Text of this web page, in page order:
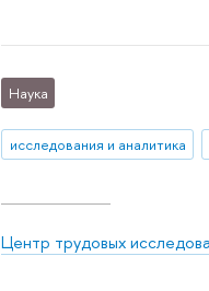
Наука
исследования и аналитика
Центр трудовых